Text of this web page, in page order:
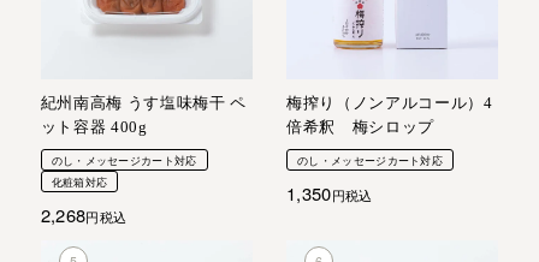
紀州南高梅 うす塩味梅干 ペ
ット容器 400g
のし・メッセージカート対応
化粧箱対応
2,268 税込
梅搾り（ノンアルコール）4
倍希釈 梅シロップ
のし・メッセージカート対応
1,350 税込